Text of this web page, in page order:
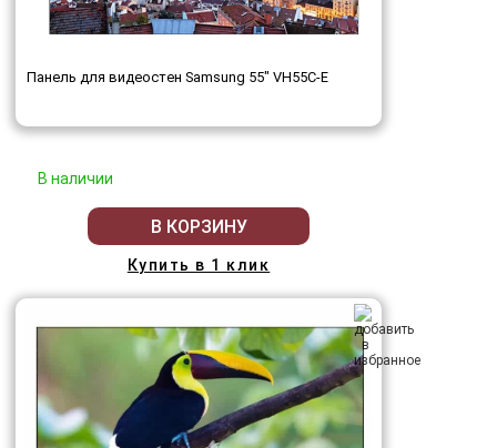
Панель для видеостен Samsung 55" VH55C-E
В наличии
В КОРЗИНУ
Купить в 1 клик